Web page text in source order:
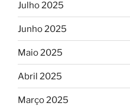
Julho 2025
Junho 2025
Maio 2025
Abril 2025
Março 2025